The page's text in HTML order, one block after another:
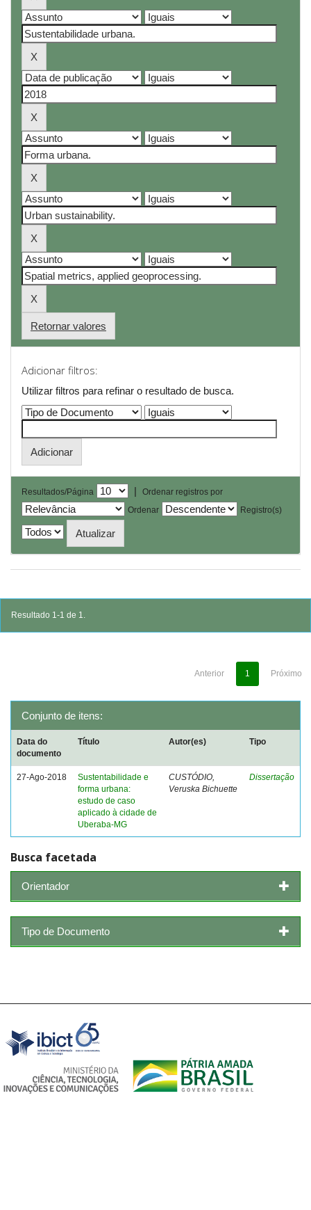
Retornar valores
Adicionar filtros:
Utilizar filtros para refinar o resultado de busca.
Resultados/Página |
Ordenar registros por
Ordenar
Registro(s)
Resultado 1-1 de 1.
Anterior 1 Próximo
Conjunto de itens:
Data do
documento
Título Autor(es) Tipo
27-Ago-2018
Sustentabilidade e
forma urbana:
estudo de caso
aplicado à cidade de
Uberaba-MG
CUSTÓDIO,
Veruska Bichuette
Dissertação
Busca facetada
Orientador
Tipo de Documento